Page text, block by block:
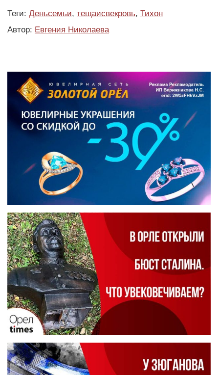
Теги: Деньсемьи, тещаисвекровь, Тихон
Автор: Евгения Николаева